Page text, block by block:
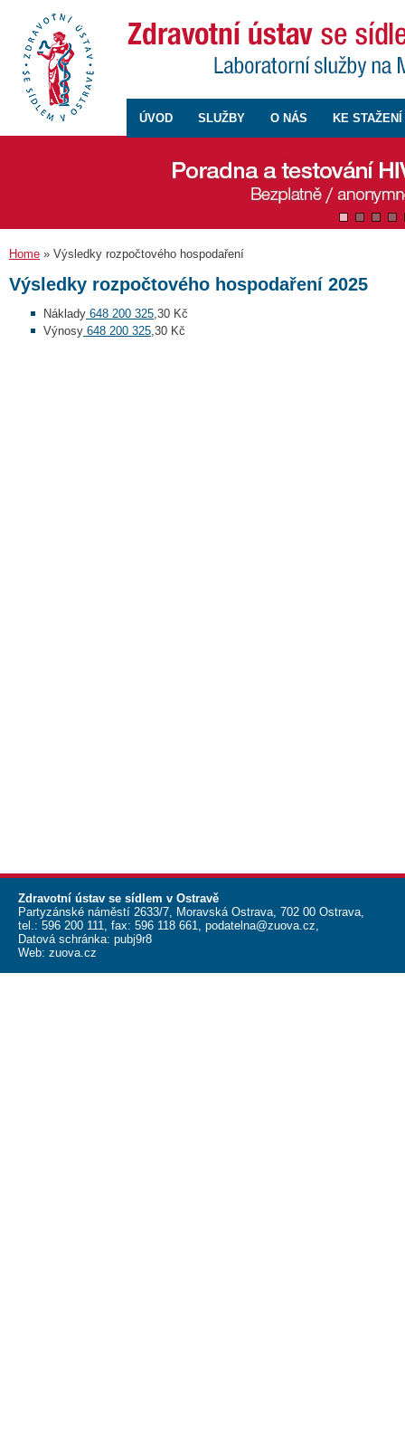
ÚVOD SLUŽBY O NÁS KE STAŽENÍ
Home » Výsledky rozpočtového hospodaření
Výsledky rozpočtového hospodaření 2025
Náklady 648 200 325,30 Kč
Výnosy 648 200 325,30 Kč
Zdravotní ústav se sídlem v Ostravě
Partyzánské náměstí 2633/7, Moravská Ostrava, 702 00 Ostrava,
tel.: 596 200 111, fax: 596 118 661, podatelna@zuova.cz,
Datová schránka: pubj9r8
Web: zuova.cz